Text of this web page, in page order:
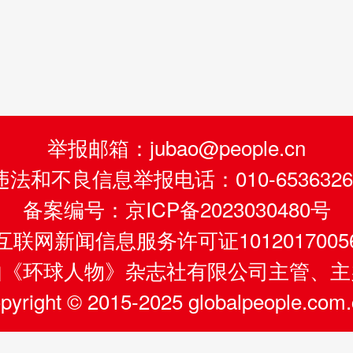
举报邮箱：jubao@people.cn
法和不良信息举报电话：010-
备案编号：京ICP备2023030480号
联网新闻信息服务许可证
环球人物》杂志社有限公司主管、
© 2015-2025